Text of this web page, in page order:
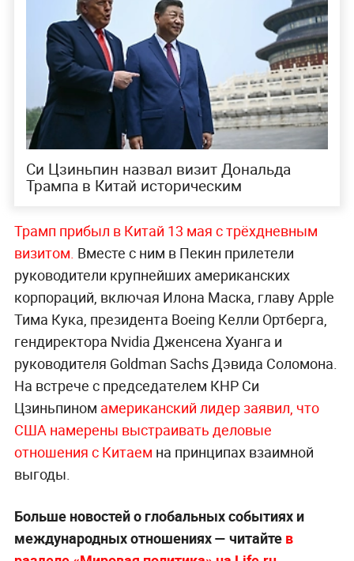
Си Цзиньпин назвал визит Дональда
Трампа в Китай историческим
Трамп прибыл в Китай 13 мая с трёхдневным
визитом. Вместе с ним в Пекин прилетели
руководители крупнейших американских
корпораций, включая Илона Маска, главу Apple
Тима Кука, президента Boeing Келли Ортберга,
гендиректора Nvidia Дженсена Хуанга и
руководителя Goldman Sachs Дэвида Соломона.
На встрече с председателем КНР Си
Цзиньпином американский лидер заявил, что
США намерены выстраивать деловые
отношения с Китаем на принципах взаимной
выгоды.
Больше новостей о глобальных событиях и
международных отношениях — читайте в